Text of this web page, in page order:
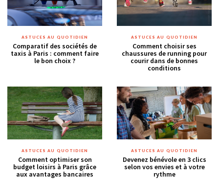
ASTUCES AU QUOTIDIEN
Comparatif des sociétés de
taxis à Paris : comment faire
le bon choix ?
ASTUCES AU QUOTIDIEN
Comment choisir ses
chaussures de running pour
courir dans de bonnes
conditions
ASTUCES AU QUOTIDIEN
Comment optimiser son
budget loisirs à Paris grâce
aux avantages bancaires
ASTUCES AU QUOTIDIEN
Devenez bénévole en 3 clics
selon vos envies et à votre
rythme